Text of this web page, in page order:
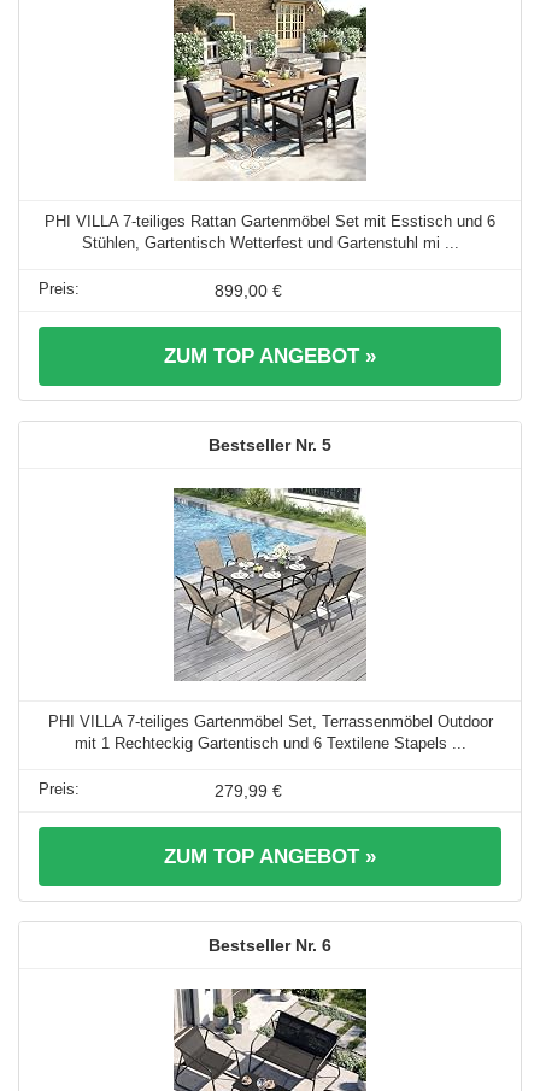
PHI VILLA 7-teiliges Rattan Gartenmöbel Set mit Esstisch und 6
Stühlen, Gartentisch Wetterfest und Gartenstuhl mi ...
899,00 €
ZUM TOP ANGEBOT »
5
PHI VILLA 7-teiliges Gartenmöbel Set, Terrassenmöbel Outdoor
mit 1 Rechteckig Gartentisch und 6 Textilene Stapels ...
279,99 €
ZUM TOP ANGEBOT »
6